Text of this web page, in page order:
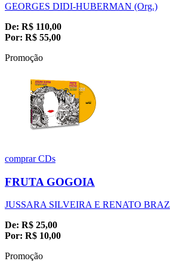
GEORGES DIDI-HUBERMAN (Org.)
De: R$ 110,00
Por: R$ 55,00
Promoção
comprarCDs
FRUTA GOGOIA
JUSSARA SILVEIRA E RENATO BRAZ
De: R$ 25,00
Por: R$ 10,00
Promoção